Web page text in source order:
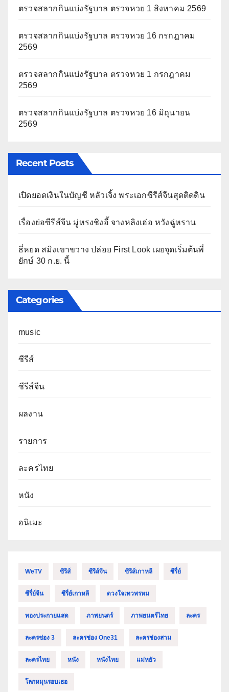
ตรวจสลากกินแบ่งรัฐบาล ตรวจหวย 1 สิงหาคม 2569
ตรวจสลากกินแบ่งรัฐบาล ตรวจหวย 16 กรกฎาคม
2569
ตรวจสลากกินแบ่งรัฐบาล ตรวจหวย 1 กรกฎาคม
2569
ตรวจสลากกินแบ่งรัฐบาล ตรวจหวย 16 มิถุนายน
2569
Recent Posts
เปิดยอดเงินในบัญชี หลัวเจิ้ง พระเอกซีรีส์จีนสุดติดดิน
เรื่องย่อซีรีส์จีน มู่หรงชิงอี้ จางหลิงเฮ่อ หวังฉู่หราน
ธี่หยด สมิงเขาขวาง ปล่อย First Look เผยจุดเริ่มต้นพี่
ยักษ์ 30 ก.ย. นี้
Categories
music
ซีรีส์
ซีรีส์จีน
ผลงาน
รายการ
ละครไทย
หนัง
อนิเมะ
WeTV ซีรีส์ ซีรีส์จีน ซีรีส์เกาหลี ซีรี่ย์
ซีรี่ย์จีน ซีรี่ย์เกาหลี ดวงใจเทวพรหม
ทองประกายแสด ภาพยนตร์ ภาพยนตร์ไทย ละคร
ละครช่อง 3 ละครช่อง One31 ละครช่องสาม
ละครไทย หนัง หนังไทย แม่หยัว
โลกหมุนรอบเธอ